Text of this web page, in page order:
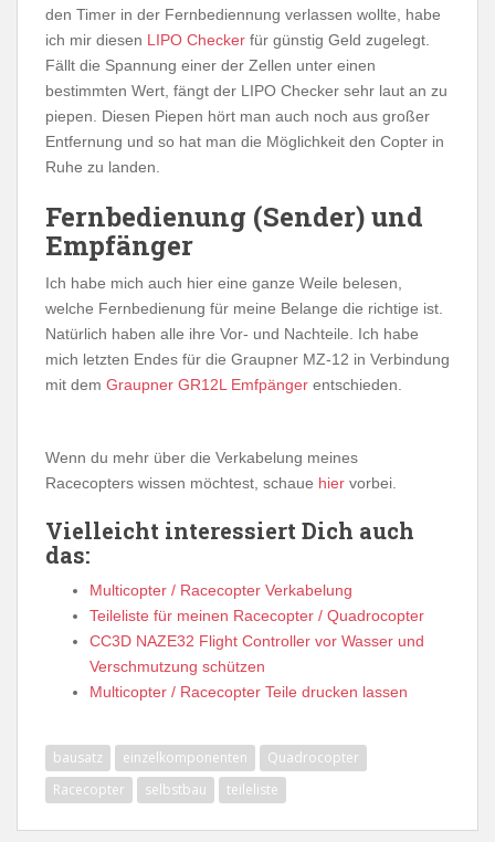
den Timer in der Fernbediennung verlassen wollte, habe
ich mir diesen LIPO Checker für günstig Geld zugelegt.
Fällt die Spannung einer der Zellen unter einen
bestimmten Wert, fängt der LIPO Checker sehr laut an zu
piepen. Diesen Piepen hört man auch noch aus großer
Entfernung und so hat man die Möglichkeit den Copter in
Ruhe zu landen.
Fernbedienung (Sender) und
Empfänger
Ich habe mich auch hier eine ganze Weile belesen,
welche Fernbedienung für meine Belange die richtige ist.
Natürlich haben alle ihre Vor- und Nachteile. Ich habe
mich letzten Endes für die Graupner MZ-12 in Verbindung
mit dem Graupner GR12L Emfpänger entschieden.
Wenn du mehr über die Verkabelung meines
Racecopters wissen möchtest, schaue hier vorbei.
Vielleicht interessiert Dich auch
das:
Multicopter / Racecopter Verkabelung
Teileliste für meinen Racecopter / Quadrocopter
CC3D NAZE32 Flight Controller vor Wasser und
Verschmutzung schützen
Multicopter / Racecopter Teile drucken lassen
bausatz einzelkomponenten
Quadrocopter
Racecopter
selbstbau teileliste